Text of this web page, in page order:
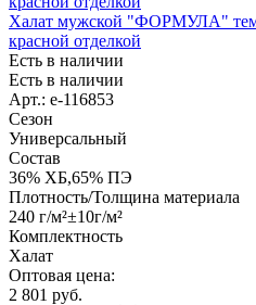
Халат мужской "ФОРМУЛА"
красной отделкой
Есть в наличии
Есть в наличии
Арт.: e-116853
Сезон
Универсальный
Состав
36% ХБ,65% ПЭ
Плотность/Толщина материала
240 г/м²±10г/м²
Комплектность
Халат
Оптовая цена:
2 801 руб.